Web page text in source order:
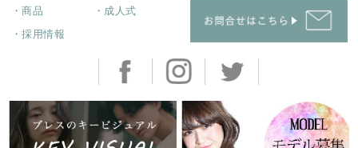
・商品 ・成人式
・採用情報